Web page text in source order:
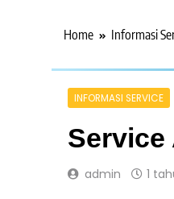
Home Informasi
INFORMASI SERVICE
Service
admin 1